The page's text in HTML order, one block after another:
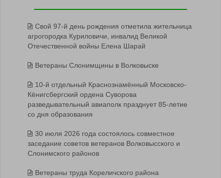
Свой 97-й день рождения отметила жительница
агрогородка Куриловичи, инвалид Великой
Отечественной войны Елена Шарай
Ветераны Слонимщины в Волковыске
10-й отдельный Краснознамённый Московско-
Кёнигсбергский ордена Суворова
разведывательный авиаполк празднует 85-летие
со дня образования
30 июля 2026 года состоялось совместное
заседание советов ветеранов Волковысского и
Слонимского районов
Ветераны труда Кореличского района